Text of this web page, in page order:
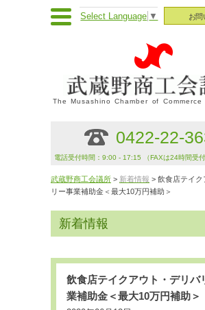
お問
Select Language ▼
The Musashino Chamber of
0422-22-
電話受付時間：9:00 - 17:15 （FAXは24時間受付
武蔵野商工会議所 > 新着情報 > 飲食店テイ
リー事業補助金＜最大10万円補助＞
新着情報
飲食店テイクアウト・デリバ
業補助金＜最大10万円補助＞